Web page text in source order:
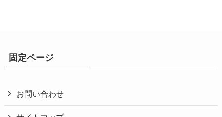
固定ページ
お問い合わせ